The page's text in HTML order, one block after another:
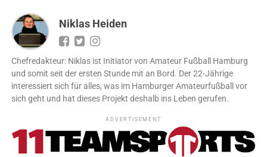
Niklas Heiden
Chefredakteur: Niklas ist Initiator von Amateur Fußball Hamburg
und somit seit der ersten Stunde mit an Bord. Der 22-Jährige
interessiert sich für alles, was im Hamburger Amateurfußball vor
sich geht und hat dieses Projekt deshalb ins Leben gerufen.
ADVERTISEMENT